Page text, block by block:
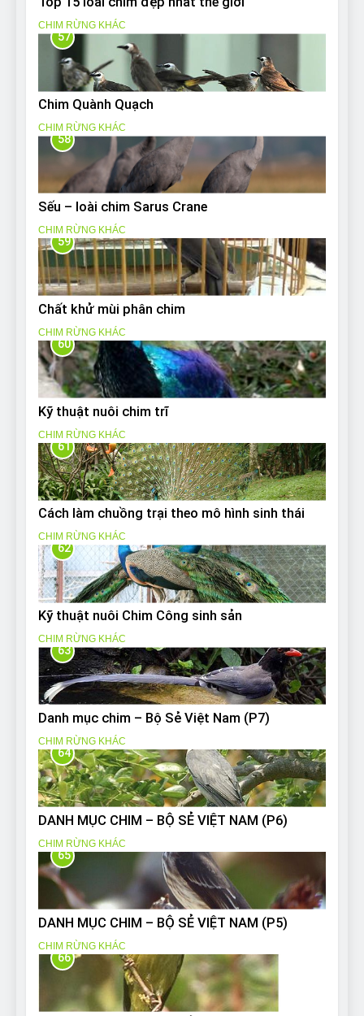
CHIM RỪNG KHÁC
57
Chim Quành Quạch
CHIM RỪNG KHÁC
58
Sếu – loài chim Sarus Crane
CHIM RỪNG KHÁC
59
Chất khử mùi phân chim
CHIM RỪNG KHÁC
60
Kỹ thuật nuôi chim trĩ
CHIM RỪNG KHÁC
61
Cách làm chuồng trại theo mô hình sinh thái
CHIM RỪNG KHÁC
62
Kỹ thuật nuôi Chim Công sinh sản
CHIM RỪNG KHÁC
63
Danh mục chim – Bộ Sẻ Việt Nam (P7)
CHIM RỪNG KHÁC
64
DANH MỤC CHIM – BỘ SẺ VIỆT NAM (P6)
CHIM RỪNG KHÁC
65
DANH MỤC CHIM – BỘ SẺ VIỆT NAM (P5)
CHIM RỪNG KHÁC
66